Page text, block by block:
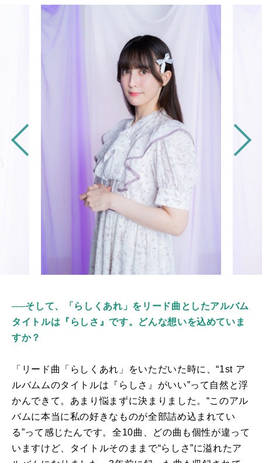
──そして、「らしくあれ」をリード曲としたアルバム
タイトルは『らしさ』です。どんな想いを込めていま
すか？
「リード曲「らしくあれ」をいただいた時に、“1st ア
ルバムムのタイトルは『らしさ』がいい”って自然と浮
かんできて。あまり悩まずに決まりました。“このアル
バムに本当に私の好きなものが全部詰め込まれてい
る”って感じたんです。全10曲、どの曲も個性が違って
いますけど、タイトルそのままで“らしさ”に溢れたア